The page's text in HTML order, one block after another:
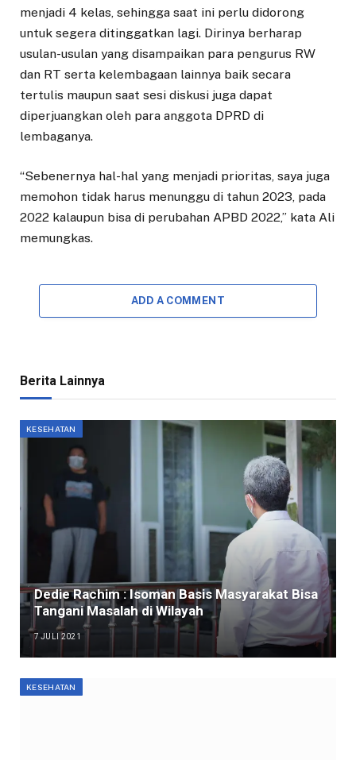
menjadi 4 kelas, sehingga saat ini perlu didorong
untuk segera ditinggatkan lagi. Dirinya berharap
usulan-usulan yang disampaikan para pengurus RW
dan RT serta kelembagaan lainnya baik secara
tertulis maupun saat sesi diskusi juga dapat
diperjuangkan oleh para anggota DPRD di
lembaganya.
“Sebenernya hal-hal yang menjadi prioritas, saya juga
memohon tidak harus menunggu di tahun 2023, pada
2022 kalaupun bisa di perubahan APBD 2022,” kata Ali
memungkas.
ADD A COMMENT
Berita Lainnya
KESEHATAN
Dedie Rachim : Isoman Basis Masyarakat Bisa
Tangani Masalah di Wilayah
7 JULI 2021
KESEHATAN